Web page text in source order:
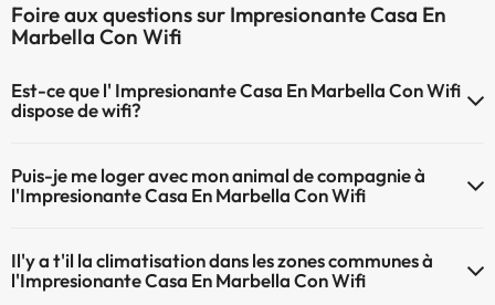
Foire aux questions sur Impresionante Casa En
Marbella Con Wifi
Est-ce que l' Impresionante Casa En Marbella Con Wifi
dispose de wifi?
Puis-je me loger avec mon animal de compagnie à
l'Impresionante Casa En Marbella Con Wifi
compagnie ne sont pas admis.
Il'y a t'il la climatisation dans les zones communes à
l'Impresionante Casa En Marbella Con Wifi